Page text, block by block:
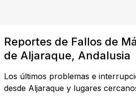
Reportes de Fallos de
de Aljaraque, Andalusia
Los últimos problemas e
desde Aljaraque y lugares